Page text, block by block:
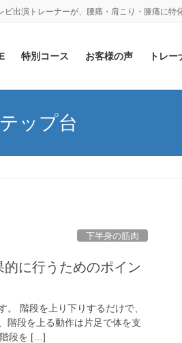
出演トレーナーが、腰痛・肩こり・膝痛に特
特別コース お客様の声 トレー
ップ台
下半身の筋肉
に行うためのポイン
階段を上り下りするだけで、
段を上る動作は片足で体を支
階段を […]